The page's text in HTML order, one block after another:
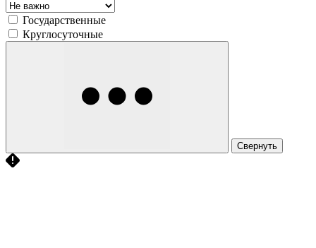
Государственные
Круглосуточные
Свернуть